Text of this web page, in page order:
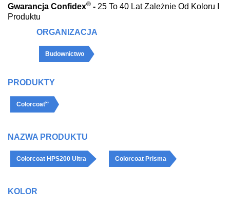
Gwarancja Confidex® - 25 To 40 Lat Zależnie Od Koloru I
Produktu
ORGANIZACJA
Budownictwo
PRODUKTY
Colorcoat®
NAZWA PRODUKTU
Colorcoat HPS200 Ultra Colorcoat Prisma
KOLOR